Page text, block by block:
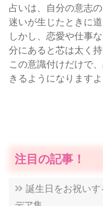
占いは、自分の意志
迷いが生じたときに
しかし、恋愛や仕事
分にあると芯は太く持
この意識付けだけで
きるようになりますよ
注目の記事！
誕生日をお祝い